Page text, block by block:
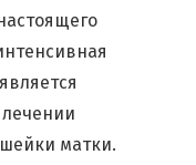
матки.